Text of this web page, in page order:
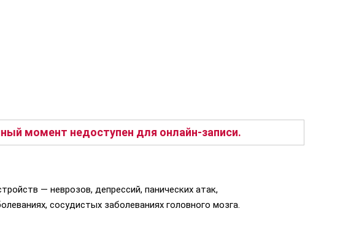
момент недоступен для онлайн-записи.
— неврозов, депрессий, панических атак,
сосудистых заболеваниях головного мозга.